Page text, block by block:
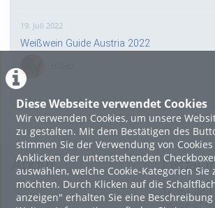
Diese Webseite verwendet Cookies
Wir verwenden Cookies, um unsere
zu gestalten. Mit dem Bestätigen des
stimmen Sie der Verwendung von
Anklicken der untenstehenden
auswählen, welche Cookie-Kategorien Sie
möchten. Durch Klicken auf die
anzeigen" erhalten Sie eine
19. Juli 2022
Weißwein Guide Austria 2022
16. Mai 2022
neuer Test-Newsbeitrag
HOHU
About Legal
Terms and
Usage of